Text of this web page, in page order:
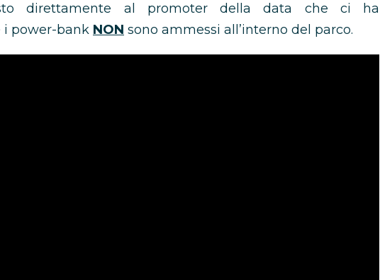
direttamente al promoter della data che ci ha
i power-bank NON sono ammessi all’interno del parco.